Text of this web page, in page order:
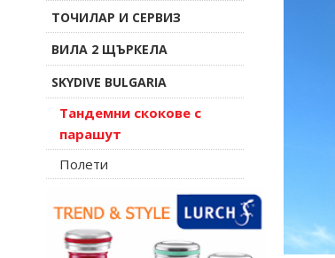
ТОЧИЛАР И СЕРВИЗ
ВИЛА 2 ЩЪРКЕЛА
SKYDIVE BULGARIA
Тандемни скокове с
парашут
Полети